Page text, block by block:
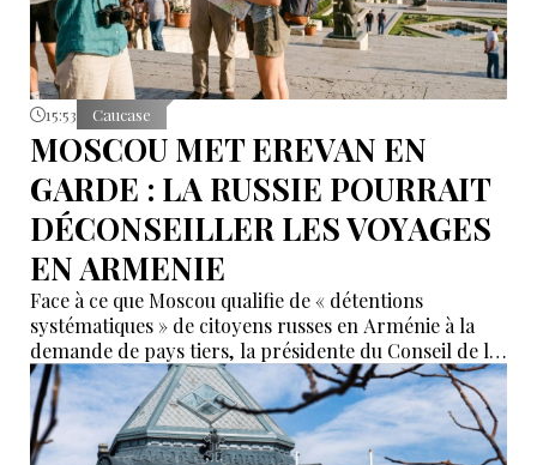
15:53 Caucase
MOSCOU MET EREVAN EN
GARDE : LA RUSSIE POURRAIT
DÉCONSEILLER LES VOYAGES
EN ARMENIE
Face à ce que Moscou qualifie de « détentions
systématiques » de citoyens russes en Arménie à la
demande de pays tiers, la présidente du Conseil de la
Fédération, Valentina Matvienko, a adressé une mise
en garde à Erevan. Selon elle, si cette pratique se
poursuit, la Russie pourrait recommander à ses
ressortissants de renoncer aux voyages en Arménie.